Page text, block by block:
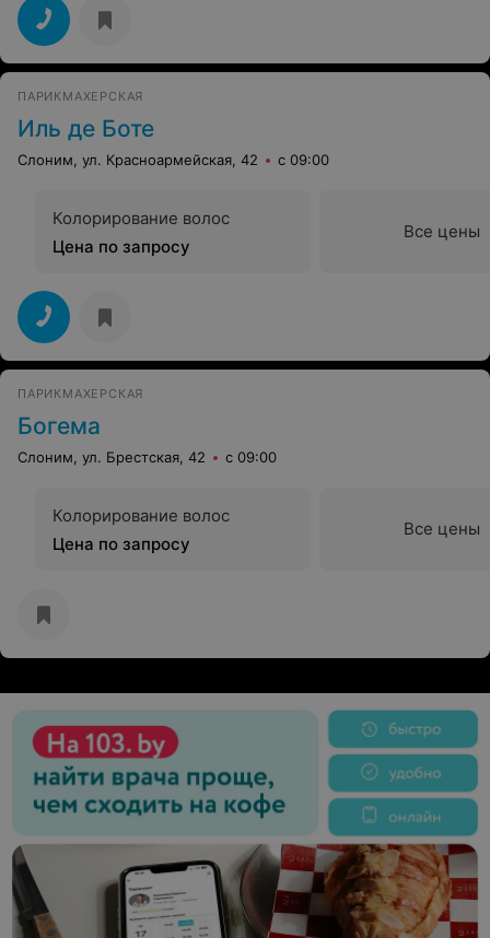
ПАРИКМАХЕРСКАЯ
Иль де Боте
Слоним, ул. Красноармейская, 42 с 09:00
Колорирование волос
Цена по запросу
Все цены
ПАРИКМАХЕРСКАЯ
Богема
Слоним, ул. Брестская, 42 с 09:00
Колорирование волос
Цена по запросу
Все цены